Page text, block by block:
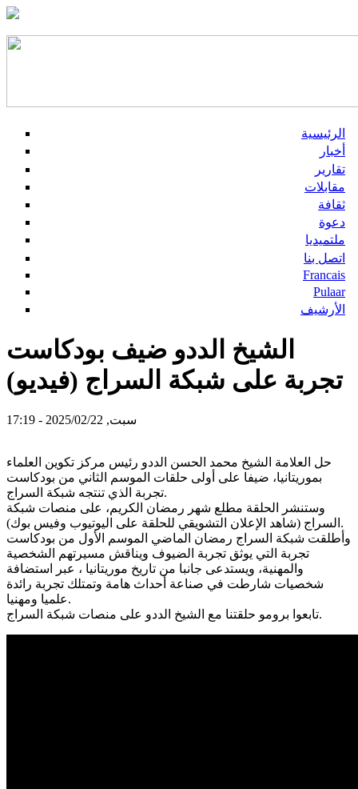
الرئيسية
أخبار
تقارير
مقابلات
ثقافة
دعوة
ملتميديا
اتصل بنا
Francais
Pulaar
الأرشيف
الشيخ الددو ضيف بودكاست
تجربة على شبكة السراج (فيديو)
سبت, 2025/02/22 - 17:19
حل العلامة الشيخ محمد الحسن الددو رئيس مركز تكوين العلماء
بموريتانيا، ضيفا على أولى حلقات الموسم الثاني من بودكاست
تجربة الذي تنتجه شبكة السراج.
وستنشر الحلقة مطلع شهر رمضان الكريم، على منصات شبكة
السراج (شاهد الإعلان التشويقي للحلقة على اليوتيوب وفيس بوك).
وأطلقت شبكة السراج رمضان الماضي الموسم الأول من بودكاست
تجربة التي يوثق تجربة الضيوف ويناقش مسيرتهم الشخصية
والمهنية، ويستدعى جانبا من تاريخ موريتانيا ، عبر استضافة
شخصيات شارطت في صناعة أحداث هامة وتمتلك تجربة رائدة
علميا ومهنيا.
تابعوا برومو حلقتنا مع الشيخ الددو على منصات شبكة السراج.